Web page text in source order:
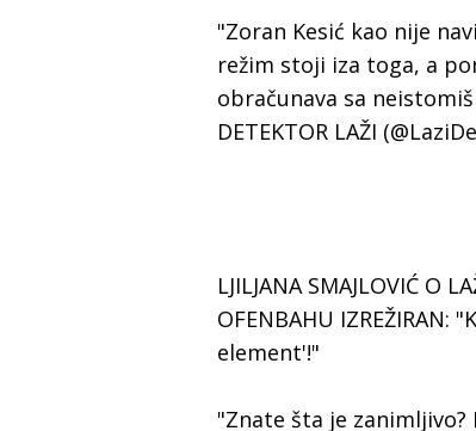
"Zoran Kesić kao nije
režim stoji iza toga, a
obračunava sa
DETEKTOR LAŽI
LJILJANA SMAJLOVIĆ O
OFENBAHU
element'!"
"Znate šta je zanimljivo?